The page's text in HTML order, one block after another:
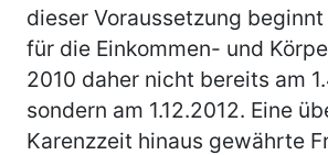
dieser Voraussetzung
für die Einkommen- und
2010 daher nicht bereits am
sondern am 1.12.2012. Eine
Karenzzeit hinaus gewährte